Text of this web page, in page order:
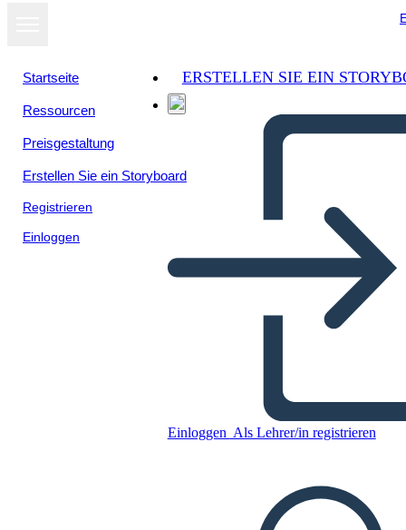
Startseite
Ressourcen
Preisgestaltung
Erstellen Sie ein Storyboard
Registrieren
Einloggen
ERSTELLEN SIE EIN
Einloggen Als Lehrer/in registrieren
מגרש תרשים עבור אם אשכחך,
הו כדור הארץ ...
Kopieren Sie dieses Storyboard
ERSTELLEN SIE EIN STORYBOARD